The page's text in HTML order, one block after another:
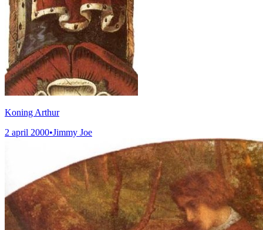
Koning Arthur
2 april 2000•Jimmy Joe